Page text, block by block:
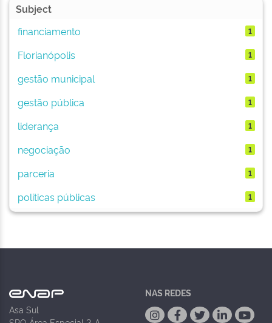
Subject
financiamento
1
Florianópolis 1
gestão municipal 1
gestão pública 1
liderança 1
negociação 1
parceria 1
políticas públicas 1
Asa Sul
NAS REDES